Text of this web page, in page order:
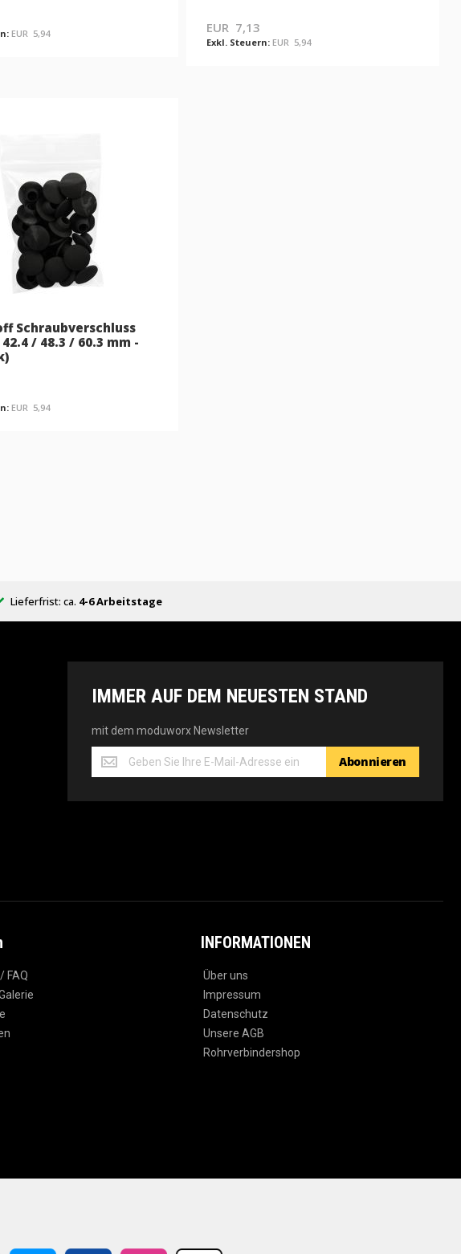
EUR 5,94 EUR 7,13
EUR 5,94
Schraubverschluss
/ 48.3 / 60.3 mm -
EUR 5,94
Lieferfrist: ca. 4-6 Arbeitstage
IMMER AUF DEM NEUESTEN STAND
mit dem moduworx Newsletter
mit
dem
Newsletter
Abonnieren
FAQ
INFORMATIONEN
Über uns
Impressum
Datenschutz
Unsere AGB
Rohrverbindershop